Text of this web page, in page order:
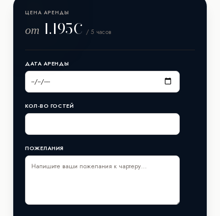
ЦЕНА АРЕНДЫ
от 1.195€ / 5 часов
ДАТА АРЕНДЫ
КОЛ-ВО ГОСТЕЙ
ПОЖЕЛАНИЯ